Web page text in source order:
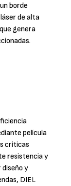
borde
de alta
genera
película
críticas
resistencia y
diseño y
DIEL